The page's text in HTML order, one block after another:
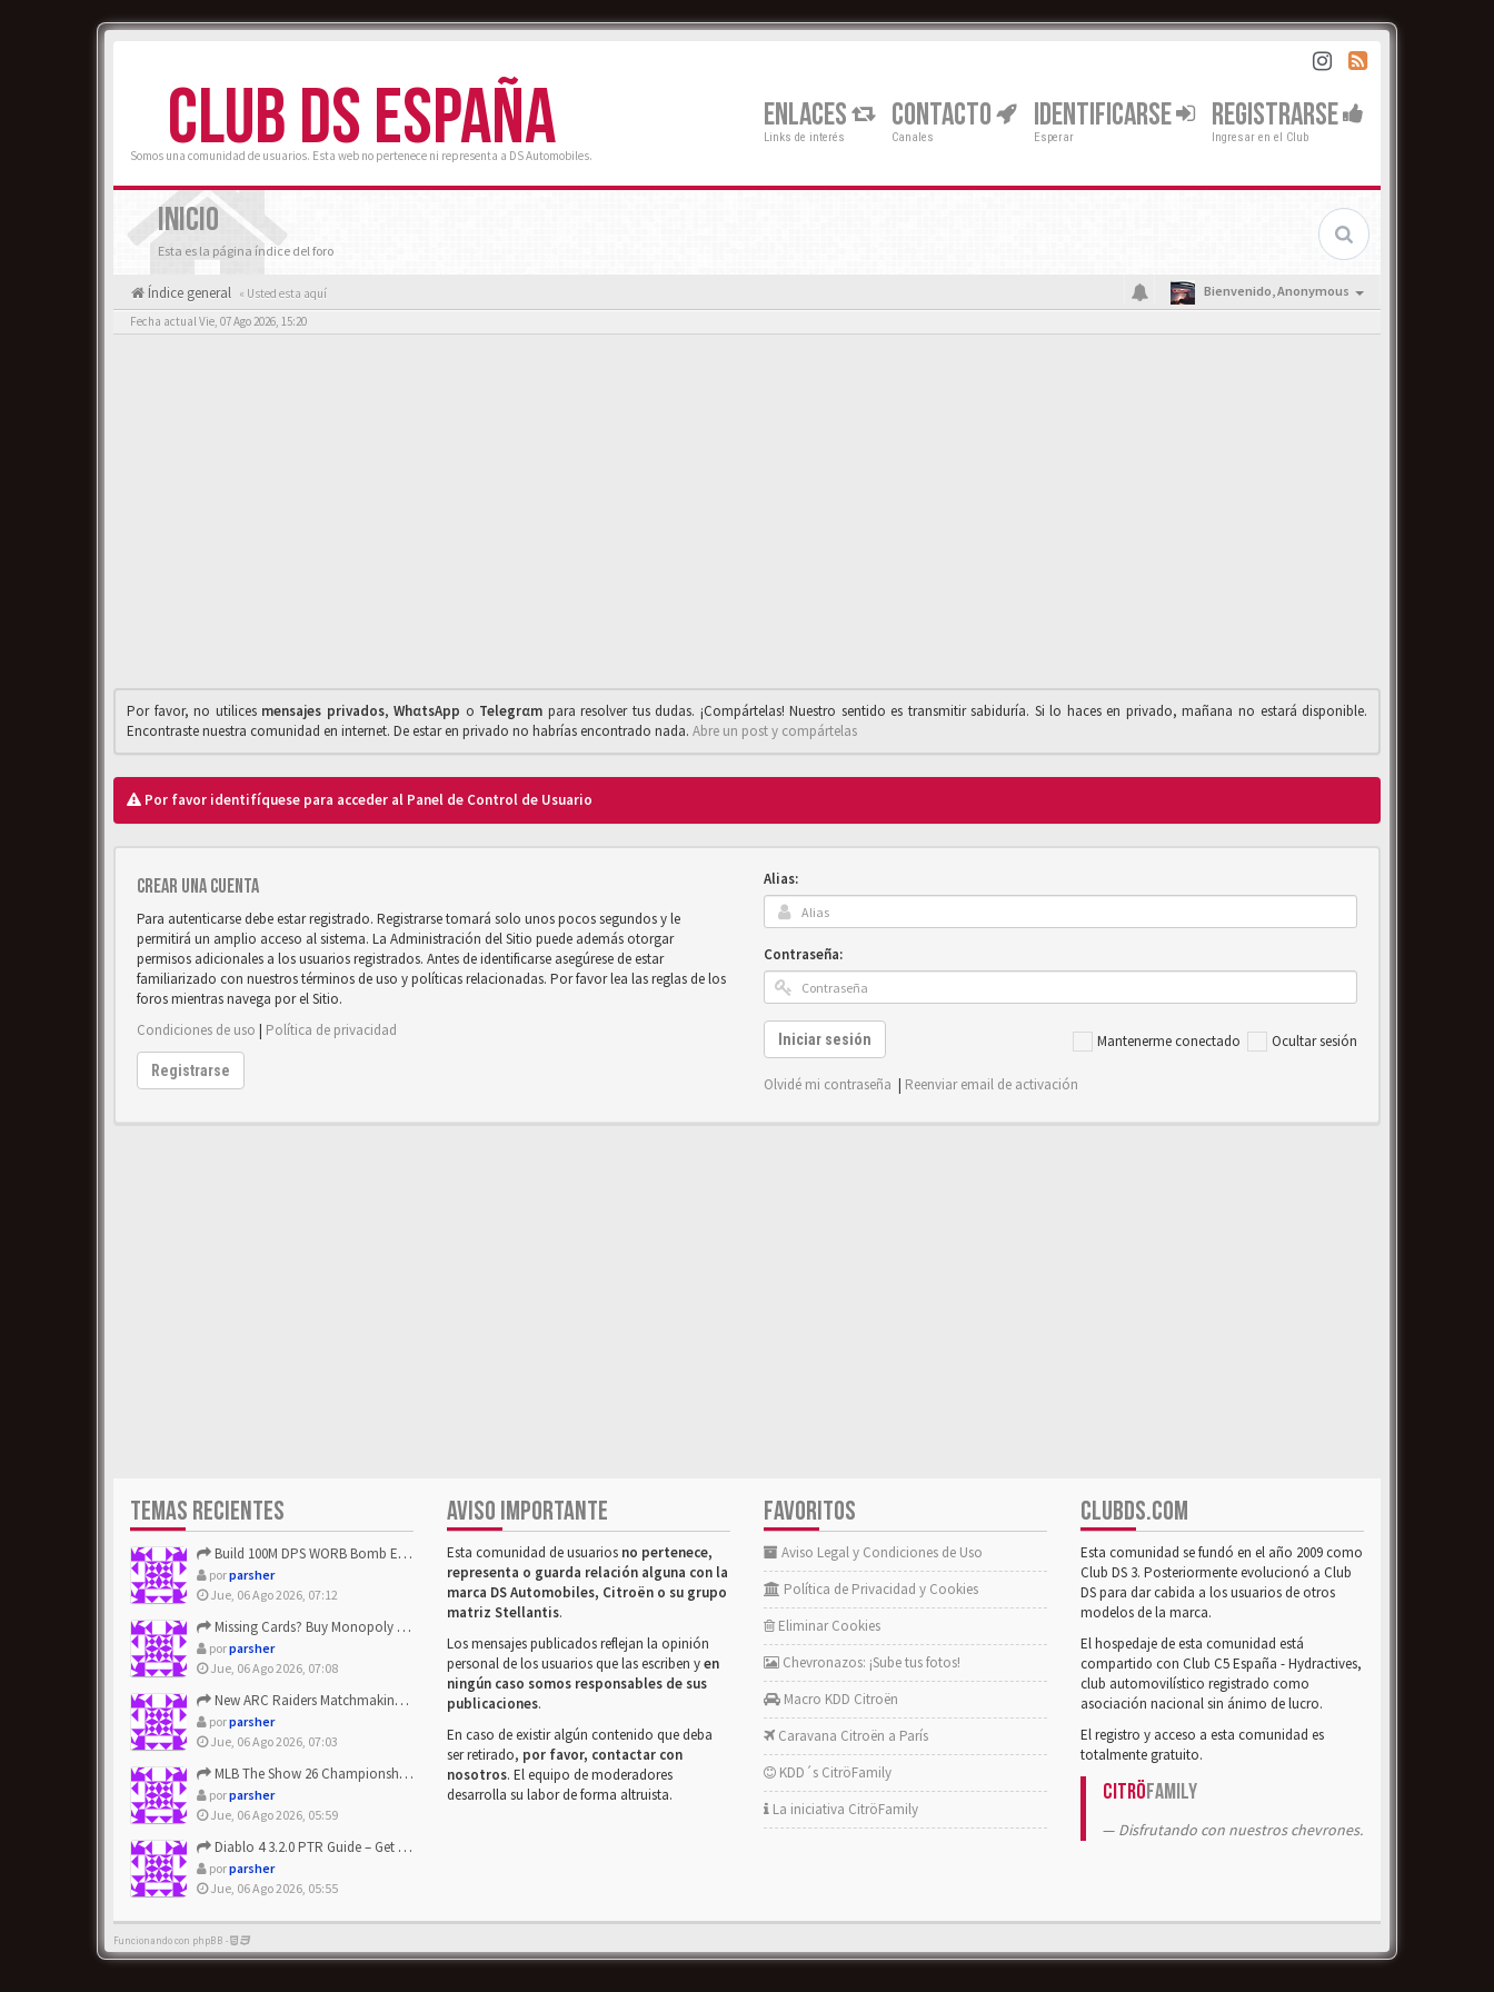
CLUB DS ESPAÑA
Somos una comunidad de usuarios. Esta web no pertenece ni representa a DS Automobiles.
ENLACES
Links de interés
CONTACTO
Canales
IDENTIFICARSE
Esperar
REGISTRARSE
Ingresar en el Club
INICIO
Esta es la página índice del foro
Índice general « Usted esta aquí Bienvenido,Anonymous
Fecha actual Vie, 07 Ago 2026, 15:20
Por favor, no utilices mensajes privados,WhαtsApp o Telegrαm para resolver tus dudas. ¡Compártelas! Nuestro sentido es transmitir sabiduría. Si lo haces en privado, mañana no estará disponible.
Encontraste nuestra comunidad en internet. De estar en privado no habrías encontrado nada. Abre un post y compártelas
Por favor identifíquese para acceder al Panel de Control de Usuario
Crear una cuenta
Para autenticarse debe estar registrado. Registrarse tomará solo unos pocos segundos y le
permitirá un amplio acceso al sistema. La Administración del Sitio puede además otorgar
permisos adicionales a los usuarios registrados. Antes de identificarse asegúrese de estar
familiarizado con nuestros términos de uso y políticas relacionadas. Por favor lea las reglas de los
foros mientras navega por el Sitio.
Condiciones de uso | Política de privacidad
Registrarse
Alias:
Contraseña:
Mantenerme conectado Ocultar sesión
Iniciar sesión
Olvidé mi contraseña | Reenviar email de activación
TEMAS RECIENTES
Build 100M DPS WORB Bomb Elementalist Fast - Grab POE Curren...
porparsher
Jue, 06 Ago 2026, 07:12
Missing Cards? Buy Monopoly Go Happy Harvest with Looney Tun...
porparsher
Jue, 06 Ago 2026, 07:08
New ARC Raiders Matchmaking Update: Stop Failed - Grab Bluep...
porparsher
Jue, 06 Ago 2026, 07:03
MLB The Show 26 Championship Series Update! Get Cheap & ...
porparsher
Jue, 06 Ago 2026, 05:59
Diablo 4 3.2.0 PTR Guide – Get 8% Off Items Quickly to Test ...
porparsher
Jue, 06 Ago 2026, 05:55
AVISO IMPORTANTE
Esta comunidad de usuarios no pertenece,
representa o guarda relación alguna con la
marca DS Automobiles, Citroën o su grupo
matriz Stellantis.
Los mensajes publicados reflejan la opinión
personal de los usuarios que las escriben yen
ningún caso somos responsables de sus
publicaciones.
En caso de existir algún contenido que deba
ser retirado, por favor, contactar con
nosotros. El equipo de moderadores
desarrolla su labor de forma altruista.
FAVORITOS
Aviso Legal y Condiciones de Uso
Política de Privacidad y Cookies
Eliminar Cookies
Chevronazos: ¡Sube tus fotos!
Macro KDD Citroën
Caravana Citroën a París
KDD´s CitröFamily
La iniciativa CitröFamily
CLUBDS.COM
Esta comunidad se fundó en el año 2009 como
Club DS 3. Posteriormente evolucionó a Club
DS para dar cabida a los usuarios de otros
modelos de la marca.
El hospedaje de esta comunidad está
compartido con Club C5 España - Hydractives,
club automovilístico registrado como
asociación nacional sin ánimo de lucro.
El registro y acceso a esta comunidad es
totalmente gratuito.
CitröFamily
Disfrutando con nuestros chevrones.
Funcionando con phpBB -